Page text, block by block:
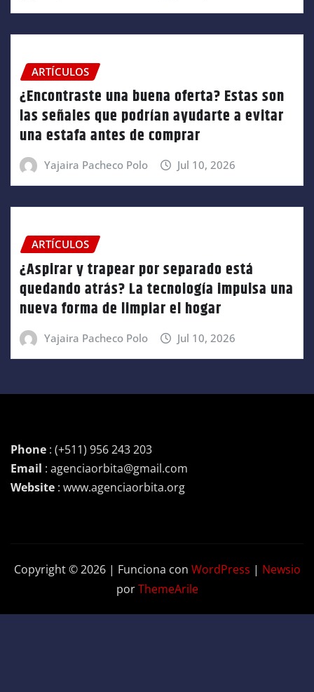
ARTÍCULOS
¿Encontraste una buena oferta? Estas son
las señales que podrían ayudarte a evitar
una estafa antes de comprar
Yajaira Pacheco Polo Jul 10, 2026
ARTÍCULOS
¿Aspirar y trapear por separado está
quedando atrás? La tecnología impulsa una
nueva forma de limpiar el hogar
Yajaira Pacheco Polo Jul 10, 2026
Phone : (+511) 956 243 203
Email : agenciaorbita@gmail.com
Website : www.agenciaorbita.org
Copyright © 2026 | Funciona con WordPress | Newsio
porThemeArile